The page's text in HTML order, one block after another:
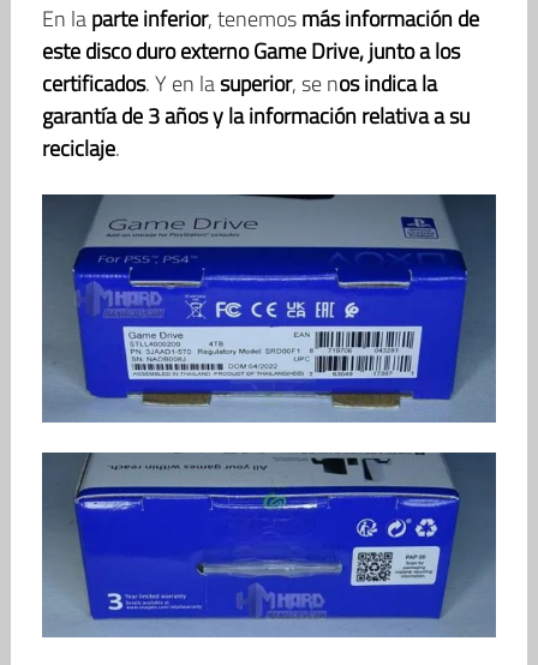
En laparte inferior, tenemosmás información de
este disco duro externo Game Drive, junto a los
certificados. Y en lasuperior, se nos indica la
garantía de 3 años y la información relativa a su
reciclaje.